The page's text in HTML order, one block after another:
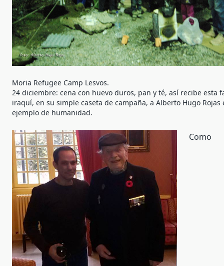
Moria Refugee Camp Lesvos.
24 diciembre: cena con huevo duros, pan y té, así recibe esta
iraquí, en su simple caseta de campaña, a Alberto Hugo
ejemplo de humanidad.
Como